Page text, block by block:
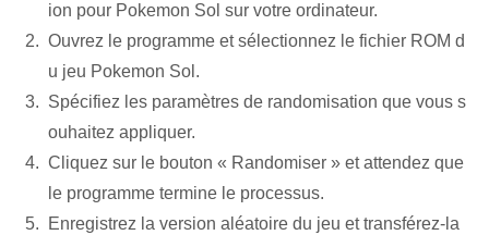
ion pour Pokemon Sol sur votre ordinateur.
Ouvrez le programme et sélectionnez le fichier ROM d
u jeu Pokemon Sol.
Spécifiez les paramètres de randomisation que vous s
ouhaitez appliquer.
Cliquez sur le bouton « Randomiser » et attendez que
le programme termine le processus.
Enregistrez la version aléatoire du jeu et transférez-la